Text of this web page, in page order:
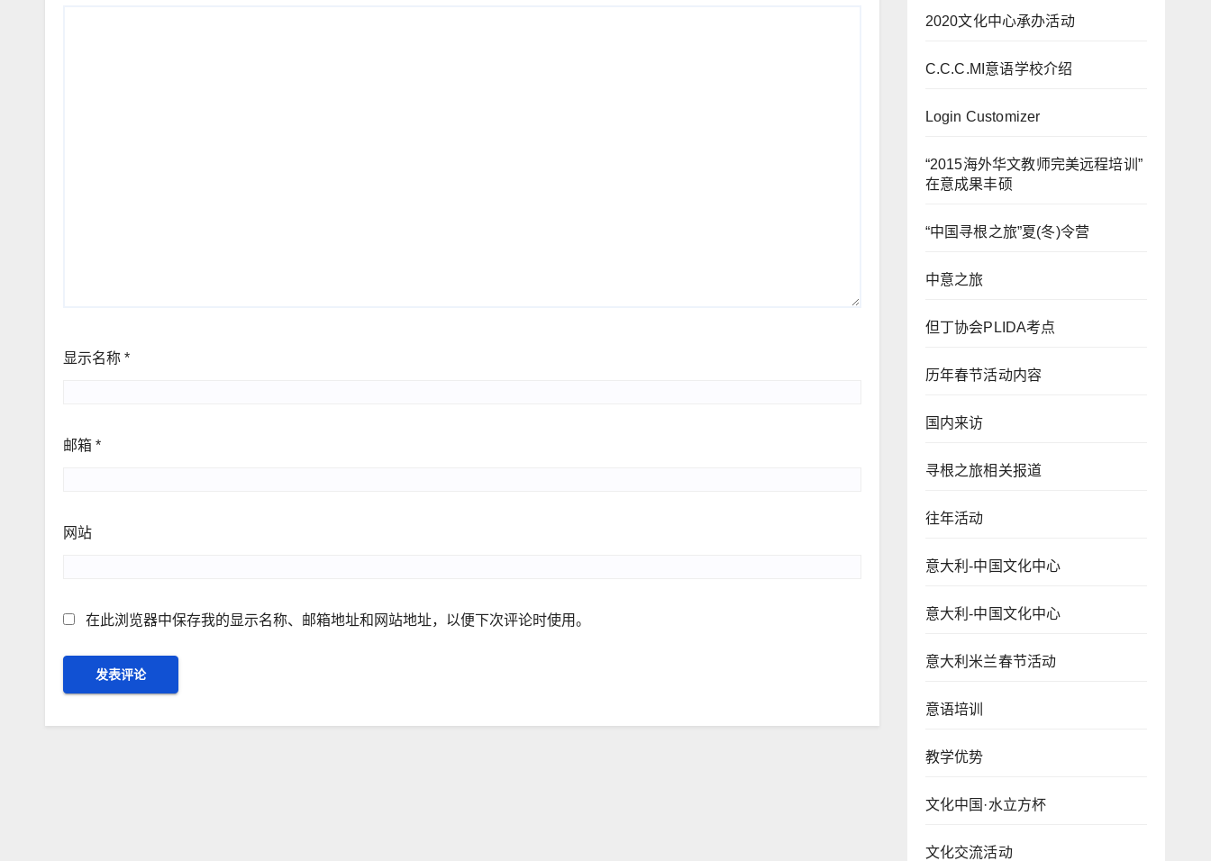
显示名称 *
邮箱 *
网站
在此浏览器中保存我的显示名称、邮箱地址和网站地址，以便下次评论时使用。
2020文化中心承办活动
C.C.C.MI意语学校介绍
Login Customizer
“2015海外华文教师完美远程培训”
在意成果丰硕
“中国寻根之旅”夏(冬)令营
中意之旅
但丁协会PLIDA考点
历年春节活动内容
国内来访
寻根之旅相关报道
往年活动
意大利-中国文化中心
意大利-中国文化中心
意大利米兰春节活动
意语培训
教学优势
文化中国·水立方杯
文化交流活动